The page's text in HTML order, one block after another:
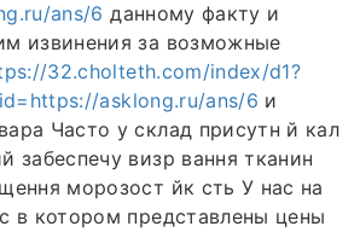
ans/6 данному факту и
извинения за возможные
32.cholteth.com/index/d1?
asklong.ru/ans/6 и
Часто у склад присутн й кал
забеспечу визр вання тканин
морозост йк сть У нас на
в котором представлены цены